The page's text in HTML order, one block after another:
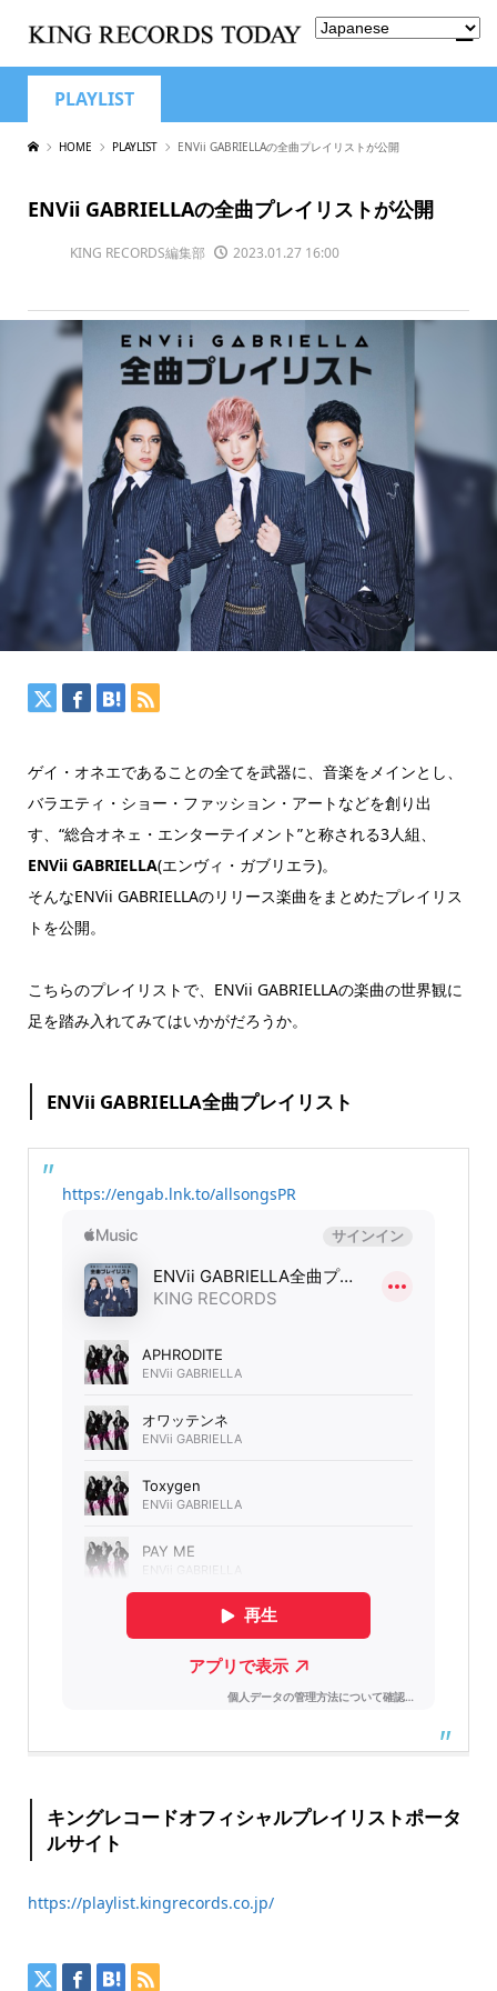
PLAYLIST
HOME PLAYLIST ENVii GABRIELLAの全曲プレイリストが公開
ENVii GABRIELLAの全曲プレイリストが公開
KING RECORDS編集部 2023.01.27 16:00
ゲイ・オネエであることの全てを武器に、音楽をメインとし、
バラエティ・ショー・ファッション・アートなどを創り出
す、“総合オネェ・エンターテイメント”と称される3人組、
ENVii GABRIELLA(エンヴィ・ガブリエラ)。
そんなENVii GABRIELLAのリリース楽曲をまとめたプレイリス
トを公開。
こちらのプレイリストで、ENVii GABRIELLAの楽曲の世界観に
足を踏み入れてみてはいかがだろうか。
ENVii GABRIELLA全曲プレイリスト
https://engab.lnk.to/allsongsPR
キングレコードオフィシャルプレイリストポータ
ルサイト
https://playlist.kingrecords.co.jp/